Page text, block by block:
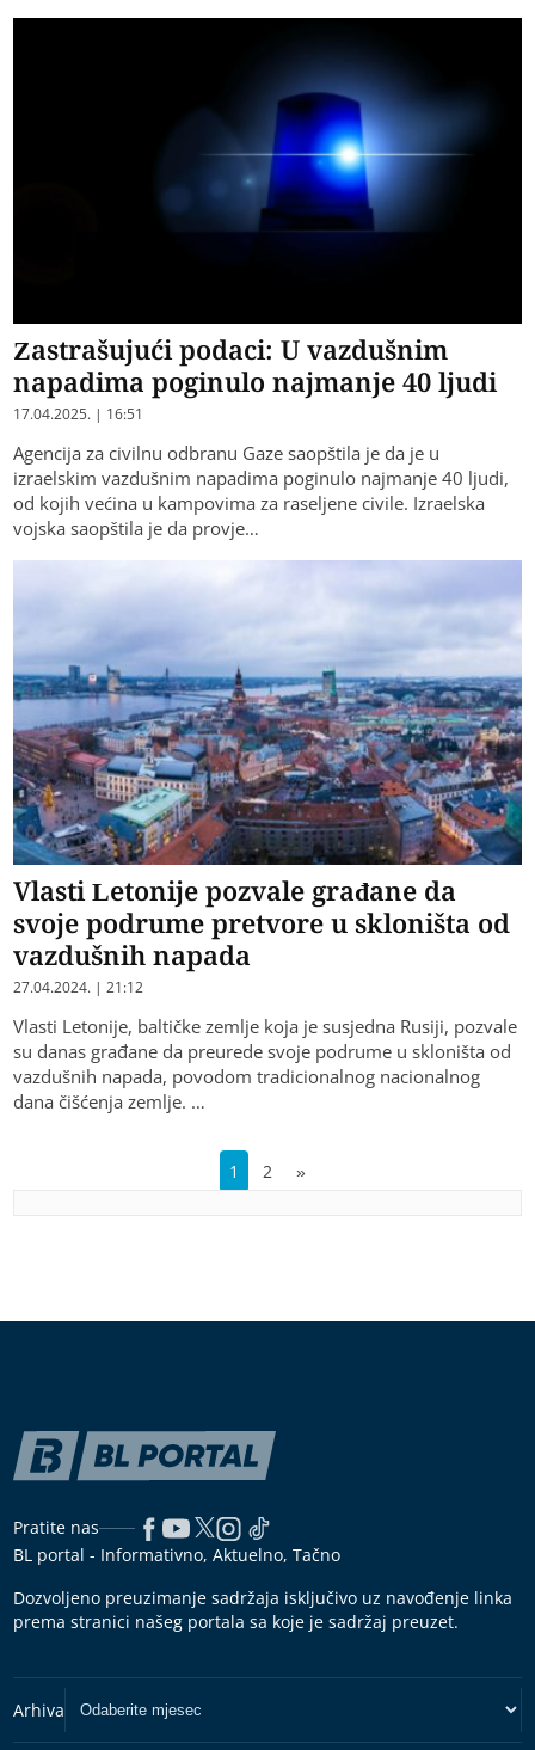
Zastrašujući podaci: U vazdušnim
napadima poginulo najmanje 40 ljudi
17.04.2025. | 16:51
Agencija za civilnu odbranu Gaze saopštila je da je u
izraelskim vazdušnim napadima poginulo najmanje 40 ljudi,
od kojih većina u kampovima za raseljene civile. Izraelska
vojska saopštila je da provje…
Vlasti Letonije pozvale građane da
svoje podrume pretvore u skloništa od
vazdušnih napada
27.04.2024. | 21:12
Vlasti Letonije, baltičke zemlje koja je susjedna Rusiji, pozvale
su danas građane da preurede svoje podrume u skloništa od
vazdušnih napada, povodom tradicionalnog nacionalnog
dana čišćenja zemlje. …
1 2 »
Pratite nas
BL portal - Informativno, Aktuelno, Tačno
Dozvoljeno preuzimanje sadržaja isključivo uz navođenje linka
prema stranici našeg portala sa koje je sadržaj preuzet.